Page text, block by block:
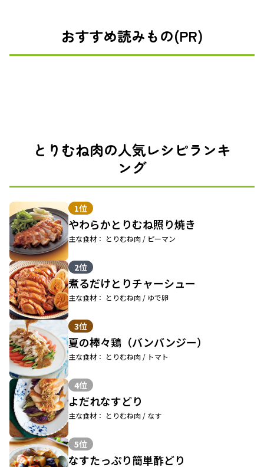
おすすめ読みもの(PR)
とりむね肉の人気レシピランキ
ング
1位
やわらかとりむね照り焼き
主な食材： とりむね肉 / ピーマン
2位
煮るだけとりチャーシュー
主な食材： とりむね肉 / ゆで卵
3位
夏の棒々鶏（バンバンジー）
主な食材： とりむね肉 / トマト
4位
よだれなすどり
主な食材： とりむね肉 / なす
5位
なすたっぷり簡単酢どり